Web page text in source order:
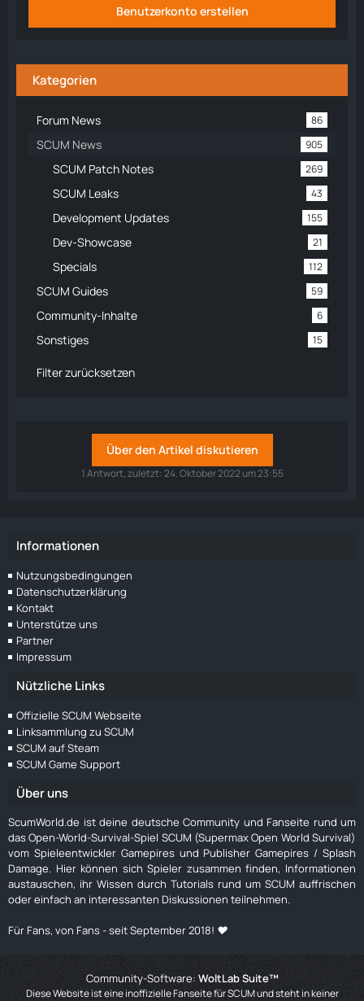
Benutzerkonto erstellen
Kategorien
Forum News 86
SCUM News 905
SCUM Patch Notes 269
SCUM Leaks 43
Development Updates 155
Dev-Showcase 21
Specials 112
SCUM Guides 59
Community-Inhalte 6
Sonstiges 15
Filter zurücksetzen
Über den Artikel diskutieren
1 Antwort, zuletzt:24. Oktober 2022 um 23:55
Informationen
Nutzungsbedingungen
Datenschutzerklärung
Kontakt
Unterstütze uns
Partner
Impressum
Nützliche Links
Offizielle SCUM Webseite
Linksammlung zu SCUM
SCUM auf Steam
SCUM Game Support
Über uns
ScumWorld.de ist deine deutsche Community und Fanseite rund um
das Open-World-Survival-Spiel SCUM (Supermax Open World Survival)
vom Spieleentwickler Gamepires und Publisher Gamepires / Splash
Damage. Hier können sich Spieler zusammen finden, Informationen
austauschen, ihr Wissen durch Tutorials rund um SCUM auffrischen
oder einfach an interessanten Diskussionen teilnehmen.
Für Fans, von Fans - seit September 2018! ❤️
Community-Software: WoltLab Suite™
Diese Website ist eine inoffizielle Fanseite für SCUM und steht in keiner